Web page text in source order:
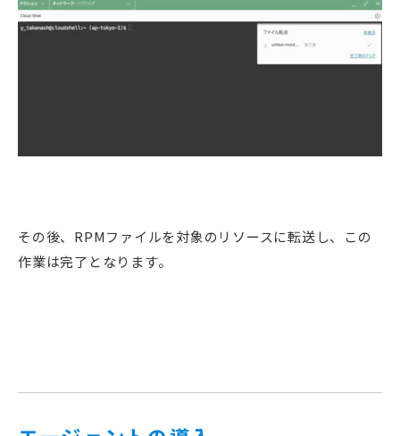
その後、RPMファイルを対象のリソースに転送し、この
作業は完了となります。